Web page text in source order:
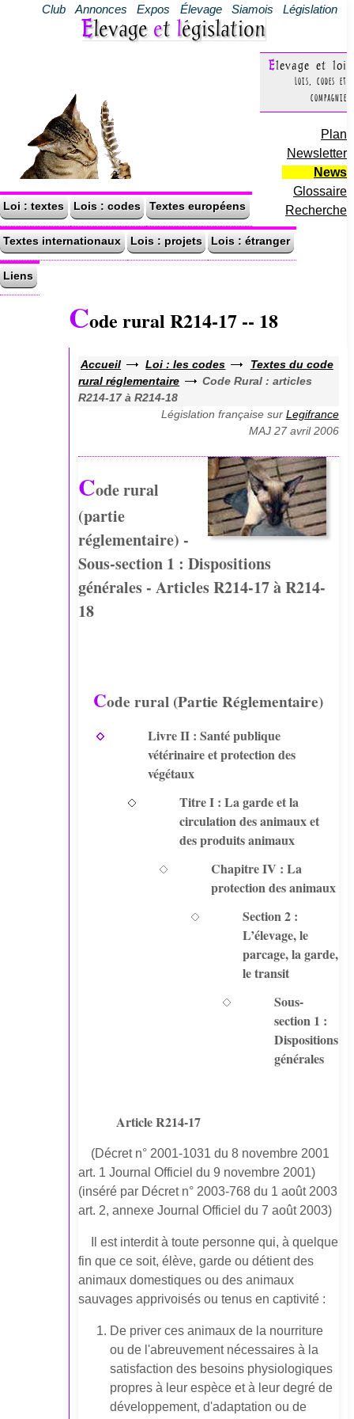
Club Annonces Expos Élevage Siamois Législation
Elevage et législation
Elevage et loi
Lois, codes et
compagnie
Plan
Newsletter
News
Glossaire
Recherche
Loi : textes Lois : codes Textes européens
Textes internationaux Lois : projets Lois : étranger
Liens
Code rural R214-17 -- 18
Accueil Loi : les codes
Textes du code
rural réglementaire
Code Rural : articles
R214-17 à R214-18
Législation française sur Legifrance
MAJ 27 avril 2006
Code rural
(partie
réglementaire) -
Sous-section 1 : Dispositions
générales - Articles R214-17 à R214-
18
Code rural (Partie Réglementaire)
Livre II : Santé publique
vétérinaire et protection des
végétaux
Titre I : La garde et la
circulation des animaux et
des produits animaux
Chapitre IV : La
protection des animaux
Section 2 :
L’élevage, le
parcage, la garde,
le transit
Sous-
section 1 :
Dispositions
générales
Article R214-17
(Décret n° 2001-1031 du 8 novembre 2001
art. 1 Journal Officiel du 9 novembre 2001)
(inséré par Décret n° 2003-768 du 1 août 2003
art. 2, annexe Journal Officiel du 7 août 2003)
Il est interdit à toute personne qui, à quelque
fin que ce soit, élève, garde ou détient des
animaux domestiques ou des animaux
sauvages apprivoisés ou tenus en captivité :
De priver ces animaux de la nourriture
ou de l'abreuvement nécessaires à la
satisfaction des besoins physiologiques
propres à leur espèce et à leur degré de
développement, d'adaptation ou de